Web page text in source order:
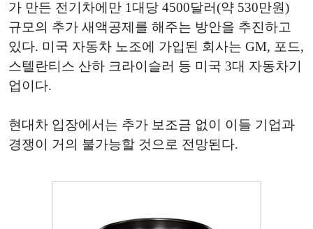
가 만든 전기차에만 1대당 4500달러(약 530만원)
규모의 추가 새액공제를 해주는 방안을 추진하고
있다. 미국 자동차 노조에 가입된 회사는 GM, 포드,
스텔란티스 산하 크라이슬러 등 미국 3대 자동차기
업이다.
현대차 입장에서는 추가 보조금 없이 이들 기업과
경쟁이 거의 불가능할 것으로 전망된다.